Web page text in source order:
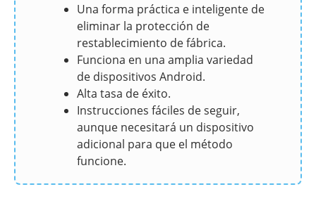
Una forma práctica e inteligente de
eliminar la protección de
restablecimiento de fábrica.
Funciona en una amplia variedad
de dispositivos Android.
Alta tasa de éxito.
Instrucciones fáciles de seguir,
aunque necesitará un dispositivo
adicional para que el método
funcione.